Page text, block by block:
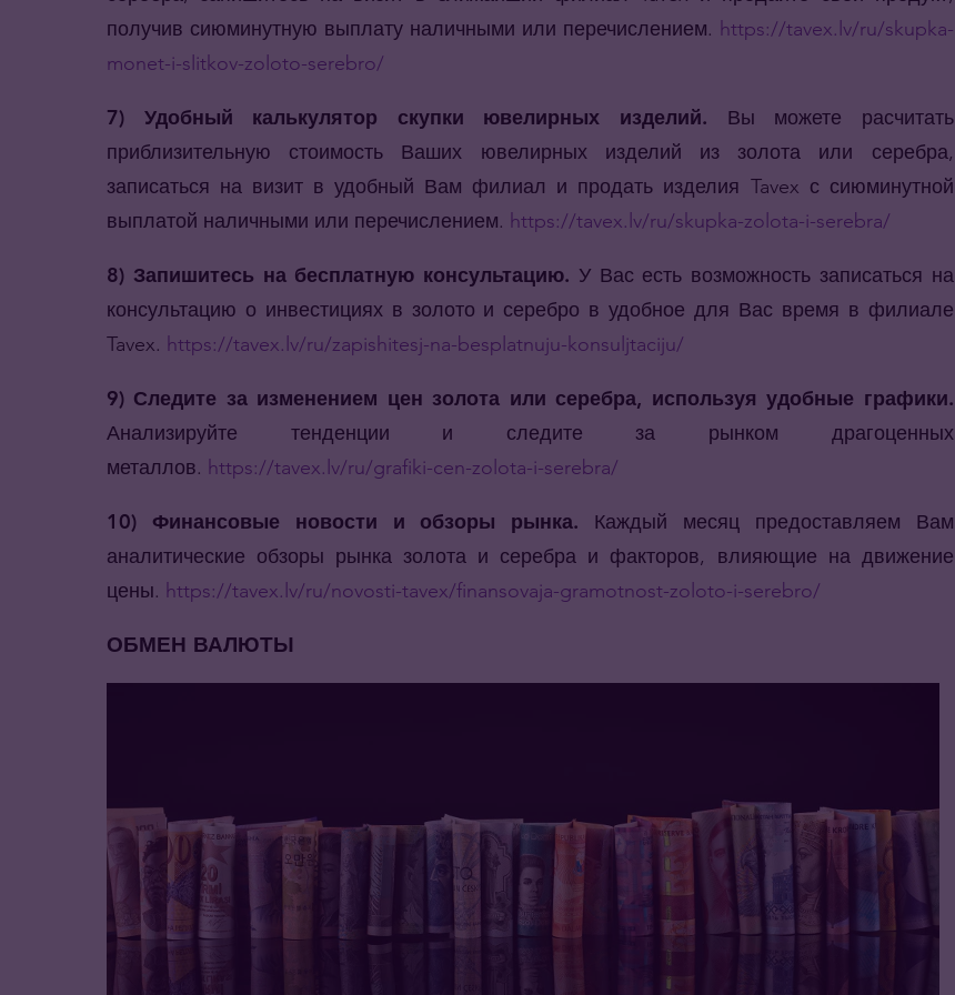
получив сиюминутную выплату наличными или перечислением. https://tavex.lv/ru/skupka-
monet-i-slitkov-zoloto-serebro/
7) Удобный калькулятор скупки ювелирных изделий. Вы можете расчитать
приблизительную стоимость Ваших ювелирных изделий из золота или серебра,
записаться на визит в удобный Вам филиал и продать изделия Tavex с сиюминутной
выплатой наличными или перечислением. https://tavex.lv/ru/skupka-zolota-i-serebra/
8) Запишитесь на бесплатную консультацию. У Вас есть возможность записаться на
консультацию о инвестициях в золото и серебро в удобное для Вас время в филиале
Tavex. https://tavex.lv/ru/zapishitesj-na-besplatnuju-konsuljtaciju/
9) Следите за изменением цен золота или серебра, используя удобные графики.
Анализируйте тенденции и следите за рынком драгоценных
металлов. https://tavex.lv/ru/grafiki-cen-zolota-i-serebra/
10) Финансовые новости и обзоры рынка. Каждый месяц предоставляем Вам
аналитические обзоры рынка золота и серебра и факторов, влияющие на движение
цены. https://tavex.lv/ru/novosti-tavex/finansovaja-gramotnost-zoloto-i-serebro/
ОБМЕН ВАЛЮТЫ